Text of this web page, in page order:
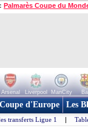
Palmarès Coupe du
Arsenal Liverpool ManCity
Coupe d'Europe Les
transferts Ligue 1 |